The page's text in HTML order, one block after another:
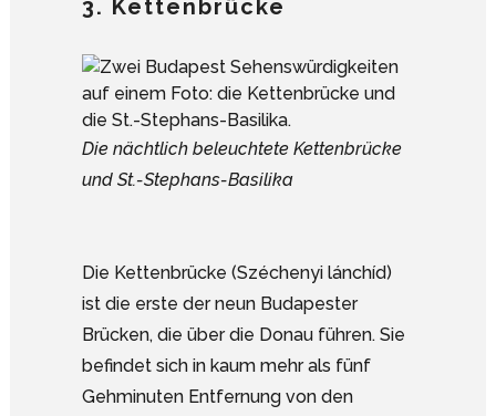
3. Kettenbrücke
Die nächtlich beleuchtete Kettenbrücke
und St.-Stephans-Basilika
Die Kettenbrücke (Széchenyi lánchíd)
ist die erste der neun Budapester
Brücken, die über die Donau führen. Sie
befindet sich in kaum mehr als fünf
Gehminuten Entfernung von den